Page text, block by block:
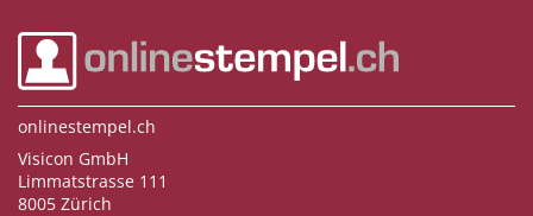
onlinestempel.ch
Visicon GmbH
Limmatstrasse 111
8005 Zürich